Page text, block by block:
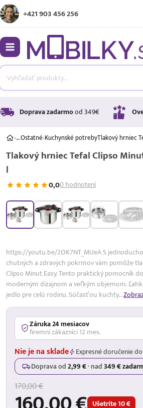
+421 903 456 256
Doprava zadarmood 349€
›…Ostatné›Kuchynské potrebyTlakový hrniec
Tlakový hrniec Tefal Clipso
l
0,00 hodnotení
Úrok
17,99 %
p.a.
https://youtu.be/2OK7NT_MUeA S
chutných a zdravých pokrmov vám pomôže
Clipso Minut Easy. Tento praktický pomocník
moderným dizajnom a veľkým objemom.
jedlo pre celú rodinu. Súčasťou kuchty…
Záruka 24 mesiacov
firemní zákazníci 12 mes.
Nie je na sklade
Expresné doručenie
Doprava od2,99 €·nad349 €
170,00 €
Ušetríte 10 €